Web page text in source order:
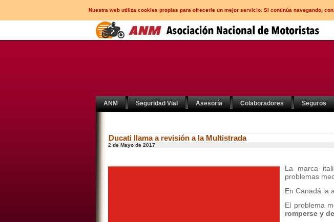
Nuestra web utiliza cookies propias para ofrecerle un mejor servicio. Si continúa navegando,
ANM Seguridad Vial Asesoría Colaboradores Seguros
Ducati llama a revisión a la Multistrada
2 de Mayo de 2017
La marca
problemas
En Canadá la
El problema
romperse y